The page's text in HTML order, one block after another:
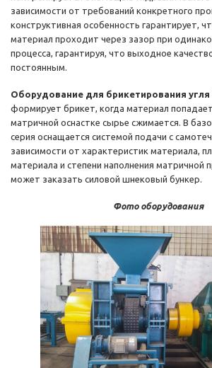
зависимости от требований конкретного
конструктивная особенность гарантирует,
материал проходит через зазор при
процесса, гарантируя, что выходное
постоянным.
Оборудование для брикетирования угля
формирует брикет, когда материал
матричной оснастке сырье сжимается. В
серия оснащается системой подачи с
зависимости от характеристик материала,
материала и степени наполнения матричной
может заказать силовой шнековый бункер.
Фото оборудования